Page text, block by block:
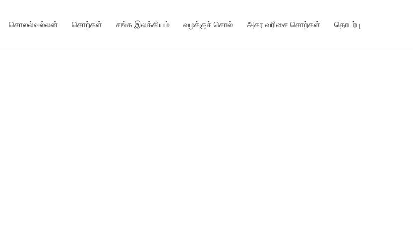
சொலல்வல்லன் சொற்கள் சங்க இலக்கியம் வழக்குச் சொல் அகர வரிசை சொற்கள் தொடர்பு